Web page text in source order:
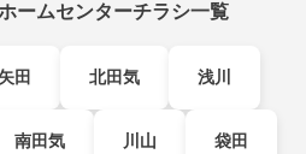
ームセンターチラシ一覧
田 北田気 浅川
南田気 川山 袋田